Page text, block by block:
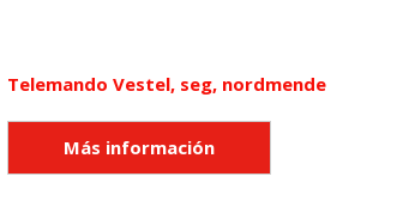
Telemando Vestel, seg, nordmende